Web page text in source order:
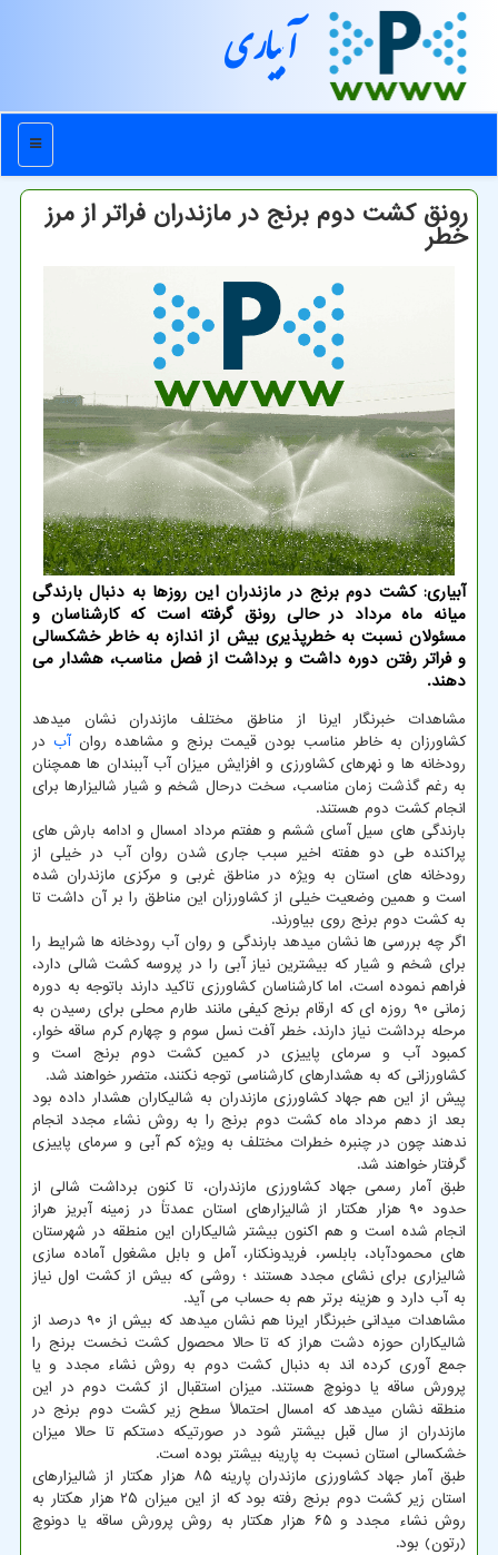
آبیاری
منو
رونق کشت دوم برنج در مازندران فراتر از مرز
خطر
آبیاری: کشت دوم برنج در مازندران این روزها به دنبال بارندگی
میانه ماه مرداد در حالی رونق گرفته است که کارشناسان و
مسئولان نسبت به خطرپذیری بیش از اندازه به خاطر خشکسالی
و فراتر رفتن دوره داشت و برداشت از فصل مناسب، هشدار می
دهند.
مشاهدات خبرنگار ایرنا از مناطق مختلف مازندران نشان میدهد
کشاورزان به خاطر مناسب بودن قیمت برنج و مشاهده روانآب در
رودخانه ها و نهرهای کشاورزی و افزایش میزان آب آببندان ها همچنان
به رغم گذشت زمان مناسب، سخت درحال شخم و شیار شالیزارها برای
انجام کشت دوم هستند.
بارندگی های سیل آسای ششم و هفتم مرداد امسال و ادامه بارش های
پراکنده طی دو هفته اخیر سبب جاری شدن روان آب در خیلی از
رودخانه های استان به ویژه در مناطق غربی و مرکزی مازندران شده
است و همین وضعیت خیلی از کشاورزان این مناطق را بر آن داشت تا
به کشت دوم برنج روی بیاورند.
اگر چه بررسی ها نشان میدهد بارندگی و روان آب رودخانه ها شرایط را
برای شخم و شیار که بیشترین نیاز آبی را در پروسه کشت شالی دارد،
فراهم نموده است، اما کارشناسان کشاورزی تاکید دارند باتوجه به دوره
زمانی ۹۰ روزه ای که ارقام برنج کیفی مانند طارم محلی برای رسیدن به
مرحله برداشت نیاز دارند، خطر آفت نسل سوم و چهارم کرم ساقه خوار،
کمبود آب و سرمای پاییزی در کمین کشت دوم برنج است و
کشاورزانی که به هشدارهای کارشناسی توجه نکنند، متضرر خواهند شد.
پیش از این هم جهاد کشاورزی مازندران به شالیکاران هشدار داده بود
بعد از دهم مرداد ماه کشت دوم برنج را به روش نشاء مجدد انجام
ندهند چون در چنبره خطرات مختلف به ویژه کم آبی و سرمای پاییزی
گرفتار خواهند شد.
طبق آمار رسمی جهاد کشاورزی مازندران، تا کنون برداشت شالی از
حدود ۹۰ هزار هکتار از شالیزارهای استان عمدتاً در زمینه آبریز هراز
انجام شده است و هم اکنون بیشتر شالیکاران این منطقه در شهرستان
های محمودآباد، بابلسر، فریدونکنار، آمل و بابل مشغول آماده سازی
شالیزاری برای نشای مجدد هستند ؛ روشی که بیش از کشت اول نیاز
به آب دارد و هزینه برتر هم به حساب می آید.
مشاهدات میدانی خبرنگار ایرنا هم نشان میدهد که بیش از ۹۰ درصد از
شالیکاران حوزه دشت هراز که تا حالا محصول کشت نخست برنج را
جمع آوری کرده اند به دنبال کشت دوم به روش نشاء مجدد و یا
پرورش ساقه یا دونوچ هستند. میزان استقبال از کشت دوم در این
منطقه نشان میدهد که امسال احتمالاً سطح زیر کشت دوم برنج در
مازندران از سال قبل بیشتر شود در صورتیکه دستکم تا حالا میزان
خشکسالی استان نسبت به پارینه بیشتر بوده است.
طبق آمار جهاد کشاورزی مازندران پارینه ۸۵ هزار هکتار از شالیزارهای
استان زیر کشت دوم برنج رفته بود که از این میزان ۲۵ هزار هکتار به
روش نشاء مجدد و ۶۵ هزار هکتار به روش پرورش ساقه یا دونوچ
(رتون) بود.